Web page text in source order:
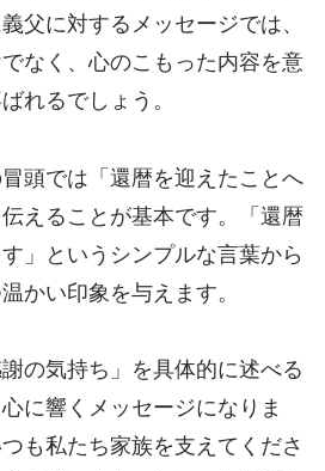
父に対するメッセージでは、
なく、心のこもった内容を意
れるでしょう。
頭では「還暦を迎えたことへ
えることが基本です。「還暦
」というシンプルな言葉から
かい印象を与えます。
の気持ち」を具体的に述べる
に響くメッセージになりま
も私たち家族を支えてくださ